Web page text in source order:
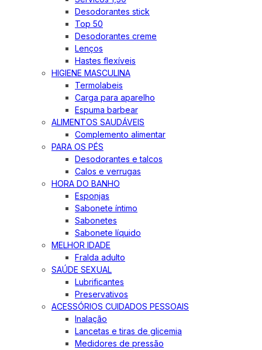
Desodorantes stick
Top 50
Desodorantes creme
Lenços
Hastes flexíveis
HIGIENE MASCULINA
Termolabeis
Carga para aparelho
Espuma barbear
ALIMENTOS SAUDÁVEIS
Complemento alimentar
PARA OS PÉS
Desodorantes e talcos
Calos e verrugas
HORA DO BANHO
Esponjas
Sabonete íntimo
Sabonetes
Sabonete líquido
MELHOR IDADE
Fralda adulto
SAÚDE SEXUAL
Lubrificantes
Preservativos
ACESSÓRIOS CUIDADOS PESSOAIS
Inalação
Lancetas e tiras de glicemia
Medidores de pressão